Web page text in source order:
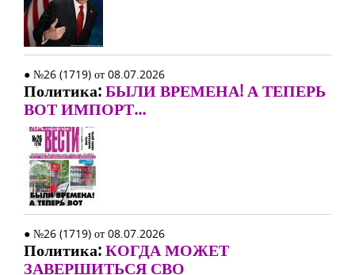
● №26 (1719) от 08.07.2026
Политика:БЫЛИ ВРЕМЕНА! А ТЕПЕРЬ
ВОТ ИМПОРТ...
● №26 (1719) от 08.07.2026
Политика:КОГДА МОЖЕТ
ЗАВЕРШИТЬСЯ СВО